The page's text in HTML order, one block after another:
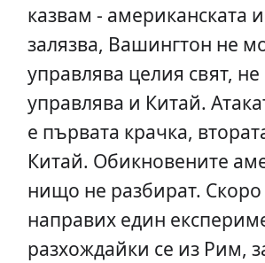
казвам - американската
залязва, Вашингтон не
управлява целия свят,
управлява и Китай.
е първата крачка,
Китай. Обикновените
нищо не разбират. Скоро
направих един
разхождайки се из Рим,